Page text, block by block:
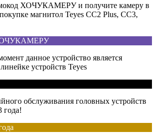
ХОЧУКАМЕРУ и получите камеру в
магнитол Teyes CC2 Plus, CC3,
данное устройство является
устройств Teyes
обслуживания головных устройств
года!